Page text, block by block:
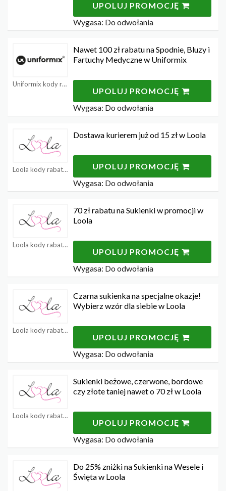
UPOLUJ PROMOCJĘ
Wygasa: Do odwołania
Uniformix kody rabatowe
Nawet 100 zł rabatu na Spodnie, Bluzy i
Fartuchy Medyczne w Uniformix
UPOLUJ PROMOCJĘ
Wygasa: Do odwołania
Loola kody rabatowe
Dostawa kurierem już od 15 zł w Loola
UPOLUJ PROMOCJĘ
Wygasa: Do odwołania
Loola kody rabatowe
70 zł rabatu na Sukienki w promocji w
Loola
UPOLUJ PROMOCJĘ
Wygasa: Do odwołania
Loola kody rabatowe
Czarna sukienka na specjalne okazje!
Wybierz wzór dla siebie w Loola
UPOLUJ PROMOCJĘ
Wygasa: Do odwołania
Loola kody rabatowe
Sukienki beżowe, czerwone, bordowe
czy złote taniej nawet o 70 zł w Loola
UPOLUJ PROMOCJĘ
Wygasa: Do odwołania
Do 25% zniżki na Sukienki na Wesele i
Święta w Loola